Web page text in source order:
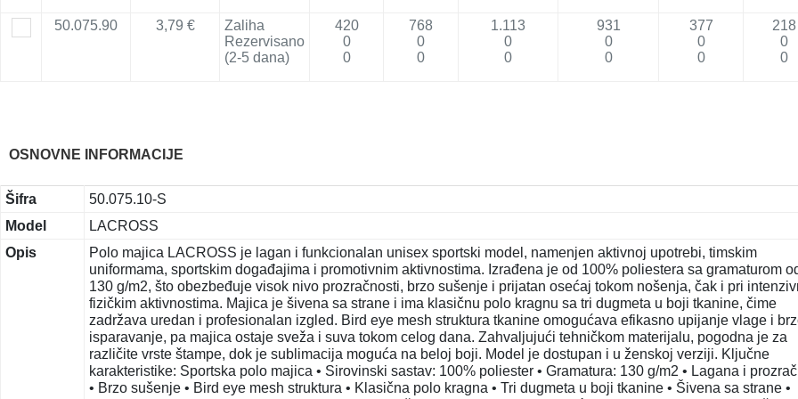
50.075.90 3,79 €
Zaliha
Rezervisano
(2-5 dana)
420
0
0
768
0
0
1.113
0
0
931
0
0
377
0
0
218
0
0
OSNOVNE INFORMACIJE
Šifra
50.075.10-S
Model
LACROSS
Opis
Polo majica LACROSS je lagan i funkcionalan unisex sportski model, namenjen aktivnoj upotrebi, timskim
uniformama, sportskim događajima i promotivnim aktivnostima. Izrađena je od 100% poliestera sa gramaturom
130 g/m2, što obezbeđuje visok nivo prozračnosti, brzo sušenje i prijatan osećaj tokom nošenja, čak i pri
fizičkim aktivnostima. Majica je šivena sa strane i ima klasičnu polo kragnu sa tri dugmeta u boji tkanine, čime
zadržava uredan i profesionalan izgled. Bird eye mesh struktura tkanine omogućava efikasno upijanje vlage i
isparavanje, pa majica ostaje sveža i suva tokom celog dana. Zahvaljujući tehničkom materijalu, pogodna je za
različite vrste štampe, dok je sublimacija moguća na beloj boji. Model je dostupan i u ženskoj verziji. Ključne
karakteristike: Sportska polo majica • Sirovinski sastav: 100% poliester • Gramatura: 130 g/m2 • Lagana i
• Brzo sušenje • Bird eye mesh struktura • Klasična polo kragna • Tri dugmeta u boji tkanine • Šivena sa strane •